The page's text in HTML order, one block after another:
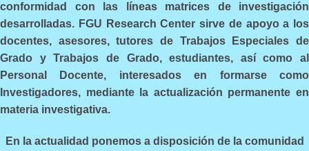
conformidad con las líneas matrices de investigación
desarrolladas. FGU Research Center sirve de apoyo a los
docentes, asesores, tutores de Trabajos Especiales de
Grado y Trabajos de Grado, estudiantes, así como al
Personal Docente, interesados en formarse como
Investigadores, mediante la actualización permanente en
materia investigativa.
En la actualidad ponemos a disposición de la comunidad